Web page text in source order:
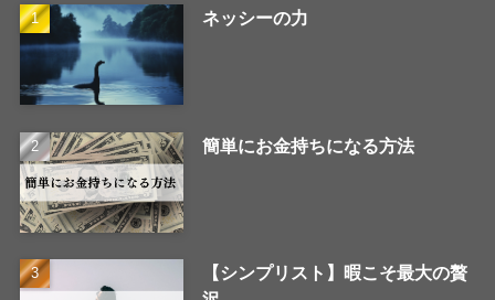
ネッシーの力
簡単にお金持ちになる方法
【シンプリスト】暇こそ最大の贅